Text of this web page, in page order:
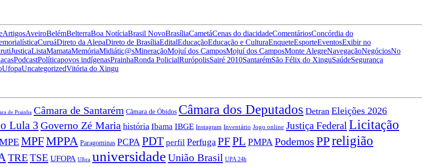
ArtigosAveiroBelémBelterraBoa NotíciaBrasil NovoBrasíliaCametáCenas do diacidadeComentáriosConcórdia do
CuruáDireto da AlepaDireto de BrasíliaEditalEducaçãoEducação e CulturaEnqueteEsporteEventosExibir no
JustiçaListaMamataMemóriaMidiátic@sMineraçãoMojuí dos CamposMojuí dos CamposMonte AlegreNavegaçãoNegóciosNo
PodcastPolíticapovos indígenasPrainhaRonda PolicialRurópolisSairé 2010SantarémSão Félix do XinguSaúdeSegurança
UfopaUncategorizedVitória do Xingu
de Prainha Câmara de Santarém Câmara de Óbidos Câmara dos Deputados Detran Eleições 2026
Lula 3 Governo Zé Maria história Ibama IBGE Instagram Inventário Jogo online Justiça Federal Licitação
MPFMPPA Paragominas PCPA PDT perfil PerfugaPFPL PMPA Podemos PPreligião
TRETSE UFOPA Ulbra universidade União Brasil UPA 24h